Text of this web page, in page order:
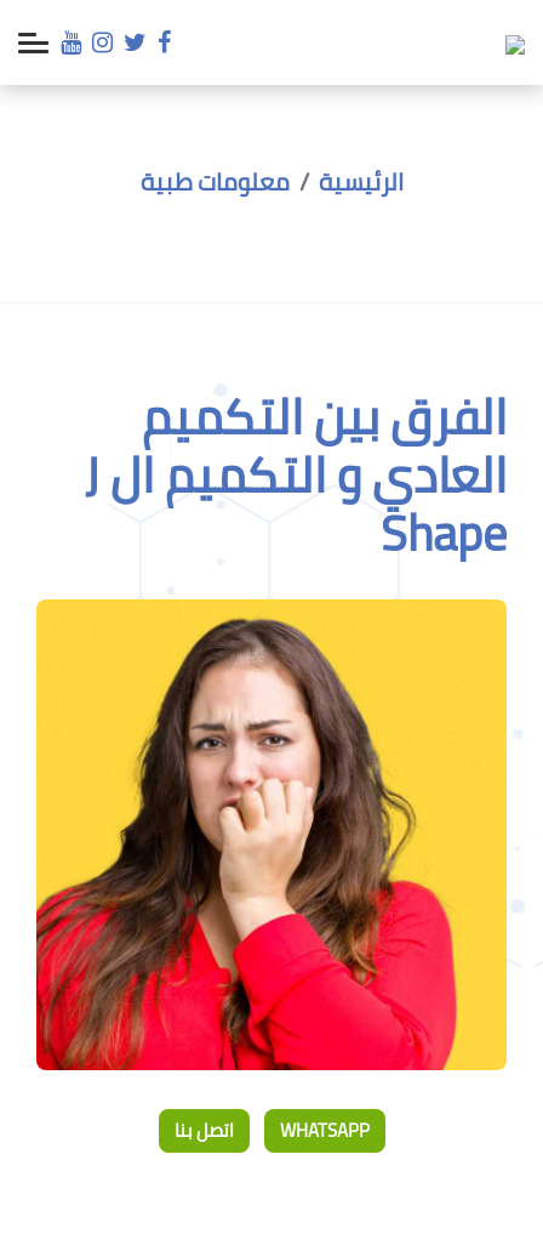
الرئيسية معلومات طبية
الفرق بين التكميم
العادي و التكميم ال J
Shape
WHATSAPP اتصل بنا